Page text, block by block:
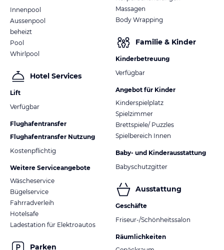
Innenpool
Aussenpool
beheizt
Pool
Whirlpool
Hotel Services
Lift
Verfügbar
Flughafentransfer
Flughafentransfer Nutzung
Kostenpflichtig
Weitere Serviceangebote
Wäscheservice
Bügelservice
Fahrradverleih
Hotelsafe
Ladestation für Elektroautos
Parken
Massagen
Body Wrapping
Familie & Kinder
Kinderbetreuung
Verfügbar
Angebot für Kinder
Kinderspielplatz
Spielzimmer
Brettspiele/ Puzzles
Spielbereich Innen
Baby- und Kinderausstattung
Babyschutzgitter
Ausstattung
Geschäfte
Friseur-/Schönheitssalon
Räumlichkeiten